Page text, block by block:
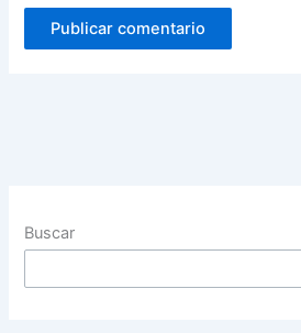
Buscar